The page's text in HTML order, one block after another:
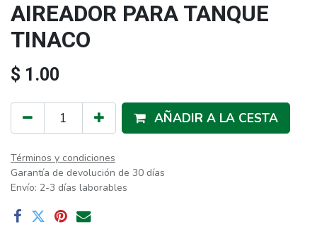
AIREADOR PARA TANQUE
TINACO
$ 1.00
AÑADIR A LA CESTA
Términos y condiciones
Garantía de devolución de 30 días
Envío: 2-3 días laborables